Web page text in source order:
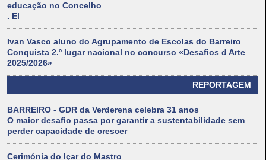
educação no Concelho
. El
Ivan Vasco aluno do Agrupamento de Escolas do Barreiro
Conquista 2.º lugar nacional no concurso «Desafios d Arte
2025/2026»
REPORTAGEM
BARREIRO - GDR da Verderena celebra 31 anos
O maior desafio passa por garantir a sustentabilidade sem
perder capacidade de crescer
Cerimónia do Içar do Mastro